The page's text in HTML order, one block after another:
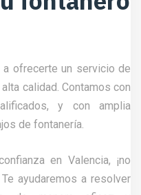
a ofrecerte un servicio de
calidad. Contamos con
y con amplia
de fontanería.
en Valencia, ¡no
ayudaremos a resolver